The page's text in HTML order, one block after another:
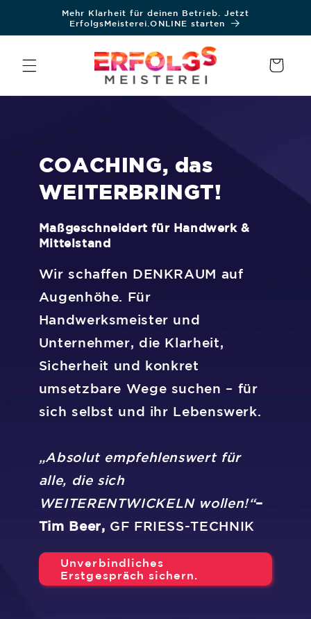
Mehr Klarheit für deinen Betrieb. Jetzt
ErfolgsMeisterei.ONLINE starten
Warenkorb
COACHING, das
WEITERBRINGT!
Maßgeschneidert für Handwerk &
Mittelstand
Wir schaffen DENKRAUM auf
Augenhöhe. Für
Handwerksmeister und
Unternehmer, die Klarheit,
Sicherheit und konkret
umsetzbare Wege suchen – für
sich selbst und ihr Lebenswerk.
„Absolut empfehlenswert für
alle, die sich
WEITERENTWICKELN wollen!“–
Tim Beer, GF FRIESS-TECHNIK
Unverbindliches
Erstgespräch sichern.